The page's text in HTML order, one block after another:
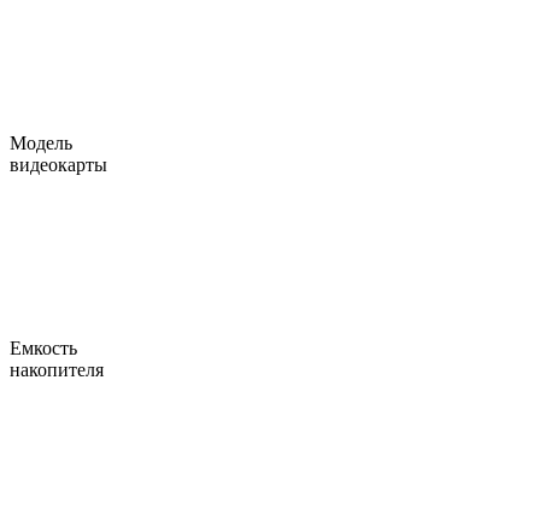
Модель
видеокарты
Емкость
накопителя